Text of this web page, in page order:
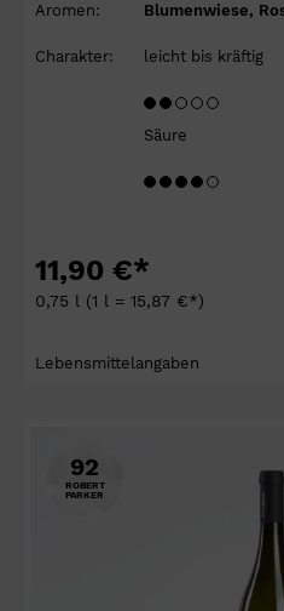
Aromen:
Blumenwiese,
Charakter: leicht bis kräftig
Säure
11,90 €*
0,75 l (1 l = 15,87 €*)
Lebensmittelangaben
92
ROBERT
PARKER